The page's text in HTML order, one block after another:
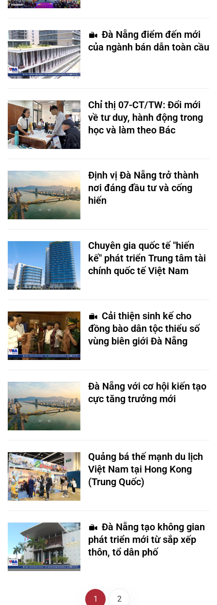
Đà Nẵng điểm đến mới
của ngành bán dẫn toàn cầu
Chỉ thị 07-CT/TW: Đổi mới
về tư duy, hành động trong
học và làm theo Bác
Định vị Đà Nẵng trở thành
nơi đáng đầu tư và cống
hiến
Chuyên gia quốc tế "hiến
kế" phát triển Trung tâm tài
chính quốc tế Việt Nam
Cải thiện sinh kế cho
đồng bào dân tộc thiểu số
vùng biên giới Đà Nẵng
Đà Nẵng với cơ hội kiến tạo
cực tăng trưởng mới
Quảng bá thế mạnh du lịch
Việt Nam tại Hong Kong
(Trung Quốc)
Đà Nẵng tạo không gian
phát triển mới từ sắp xếp
thôn, tổ dân phố
1 2